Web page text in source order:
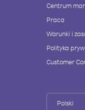
Centrum
Praca
Warunki i
Polityka
Customer
Polski